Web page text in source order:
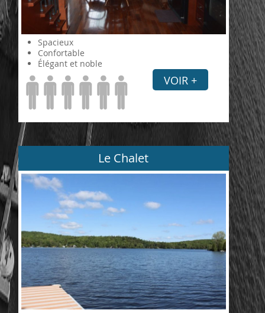
Spacieux
Confortable
Élégant et noble
VOIR +
Le Chalet